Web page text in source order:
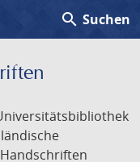
search Suchen